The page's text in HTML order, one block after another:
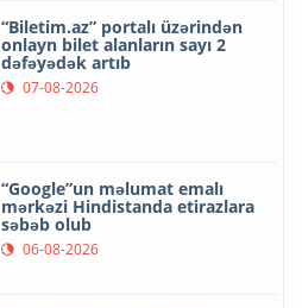
“Biletim.az” portalı üzərindən
onlayn bilet alanların sayı 2
dəfəyədək artıb
07-08-2026
“Google”un məlumat emalı
mərkəzi Hindistanda etirazlara
səbəb olub
06-08-2026